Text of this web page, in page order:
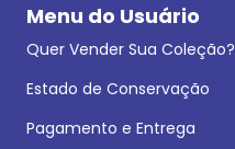
Menu do Usuário
Quer Vender Sua Coleção?
Estado de Conservação
Pagamento e Entrega